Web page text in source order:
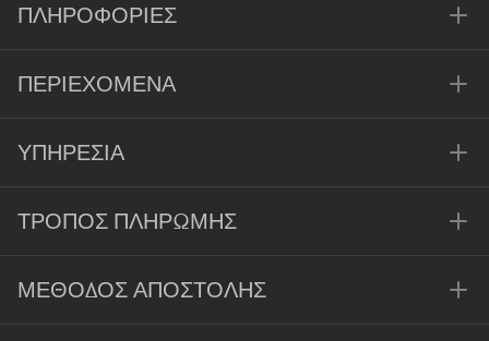
ΠΛΗΡΟΦΟΡΊΕΣ
ΠΕΡΙΕΧΌΜΕΝΑ
ΥΠΗΡΕΣΊΑ
ΤΡΌΠΟΣ ΠΛΗΡΩΜΉΣ
ΜΈΘΟΔΟΣ ΑΠΟΣΤΟΛΉΣ